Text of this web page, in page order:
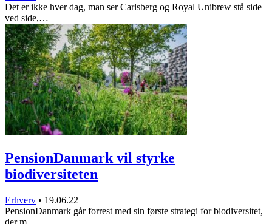
Det er ikke hver dag, man ser Carlsberg og Royal Unibrew stå side
ved side,…
PensionDanmark vil styrke
biodiversiteten
Erhverv • 19.06.22
PensionDanmark går forrest med sin første strategi for biodiversitet,
der m…